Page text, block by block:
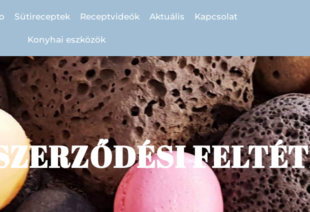
Sütireceptek Receptvideók Aktuális Kapcsolat
Konyhai eszközök